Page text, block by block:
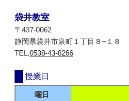
袋井教室
〒437-0062
静岡県袋井市泉町１丁目８−１８
TEL.0538-43-8266
授業日
曜日